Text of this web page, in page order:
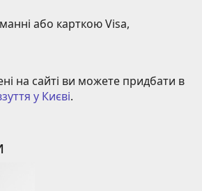
або карткою Visa,
на сайті ви можете придбати в
у Києві.